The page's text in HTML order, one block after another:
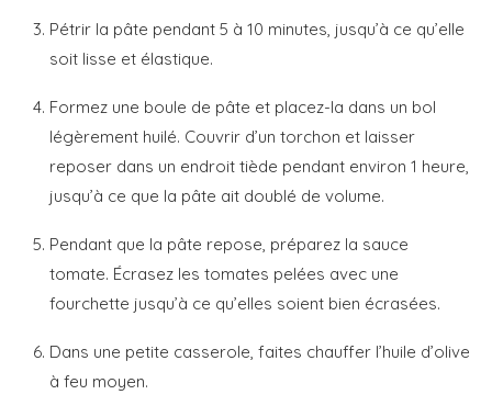
Pétrir la pâte pendant 5 à 10 minutes, jusqu’à ce qu’elle
soit lisse et élastique.
Formez une boule de pâte et placez-la dans un bol
légèrement huilé. Couvrir d’un torchon et laisser
reposer dans un endroit tiède pendant environ 1 heure,
jusqu’à ce que la pâte ait doublé de volume.
Pendant que la pâte repose, préparez la sauce
tomate. Écrasez les tomates pelées avec une
fourchette jusqu’à ce qu’elles soient bien écrasées.
Dans une petite casserole, faites chauffer l’huile d’olive
à feu moyen.